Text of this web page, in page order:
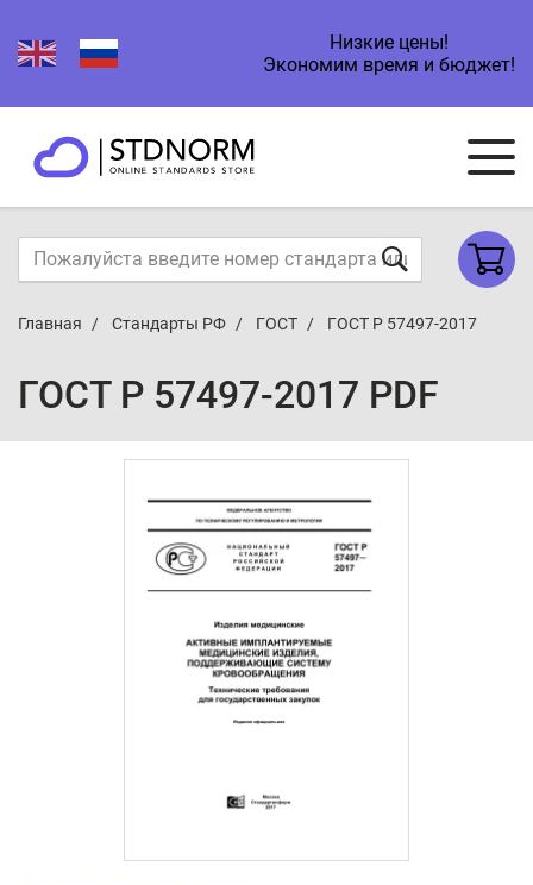
Низкие цены!
Экономим время и бюджет!
Главная Стандарты РФ ГОСТ ГОСТ Р 57497-2017
ГОСТ Р 57497-2017 PDF